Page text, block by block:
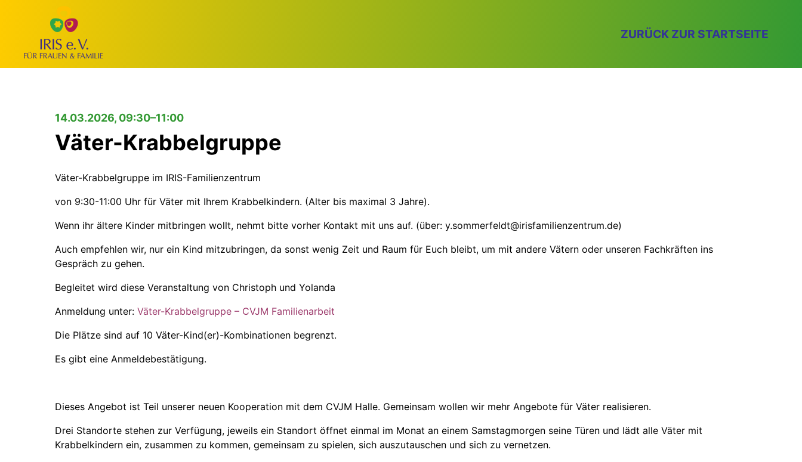
ZURÜCK ZUR STARTSEITE
14.03.2026, 09:30–11:00
Väter-Krabbelgruppe
Väter-Krabbelgruppe im IRIS-Familienzentrum
von 9:30-11:00 Uhr für Väter mit Ihrem Krabbelkindern. (Alter bis maximal 3 Jahre).
Wenn ihr ältere Kinder mitbringen wollt, nehmt bitte vorher Kontakt mit uns auf. (über: y.sommerfeldt@irisfamilienzentrum.de)
Auch empfehlen wir, nur ein Kind mitzubringen, da sonst wenig Zeit und Raum für Euch bleibt, um mit andere Vätern oder unseren Fachkräften ins
Gespräch zu gehen.
Begleitet wird diese Veranstaltung von Christoph und Yolanda
Anmeldung unter: Väter-Krabbelgruppe – CVJM Familienarbeit
Die Plätze sind auf 10 Väter-Kind(er)-Kombinationen begrenzt.
Es gibt eine Anmeldebestätigung.
Dieses Angebot ist Teil unserer neuen Kooperation mit dem CVJM Halle. Gemeinsam wollen wir mehr Angebote für Väter realisieren.
Drei Standorte stehen zur Verfügung, jeweils ein Standort öffnet einmal im Monat an einem Samstagmorgen seine Türen und lädt alle Väter mit
Krabbelkindern ein, zusammen zu kommen, gemeinsam zu spielen, sich auszutauschen und sich zu vernetzen.